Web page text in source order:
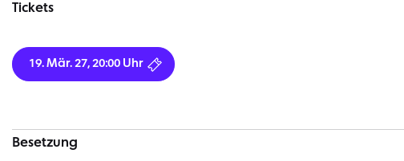
Tickets
19. Mär. 27, 20:00 Uhr
Besetzung